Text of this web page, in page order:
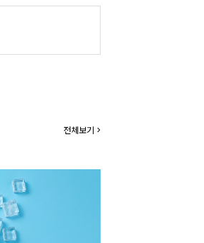
전체보기 >